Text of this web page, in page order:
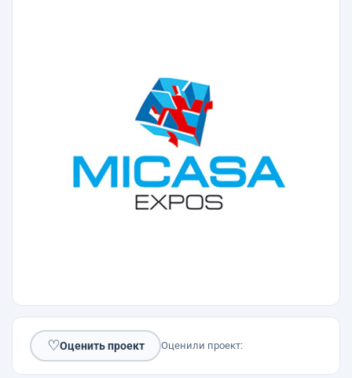
♡Оценить проект Оценили проект: